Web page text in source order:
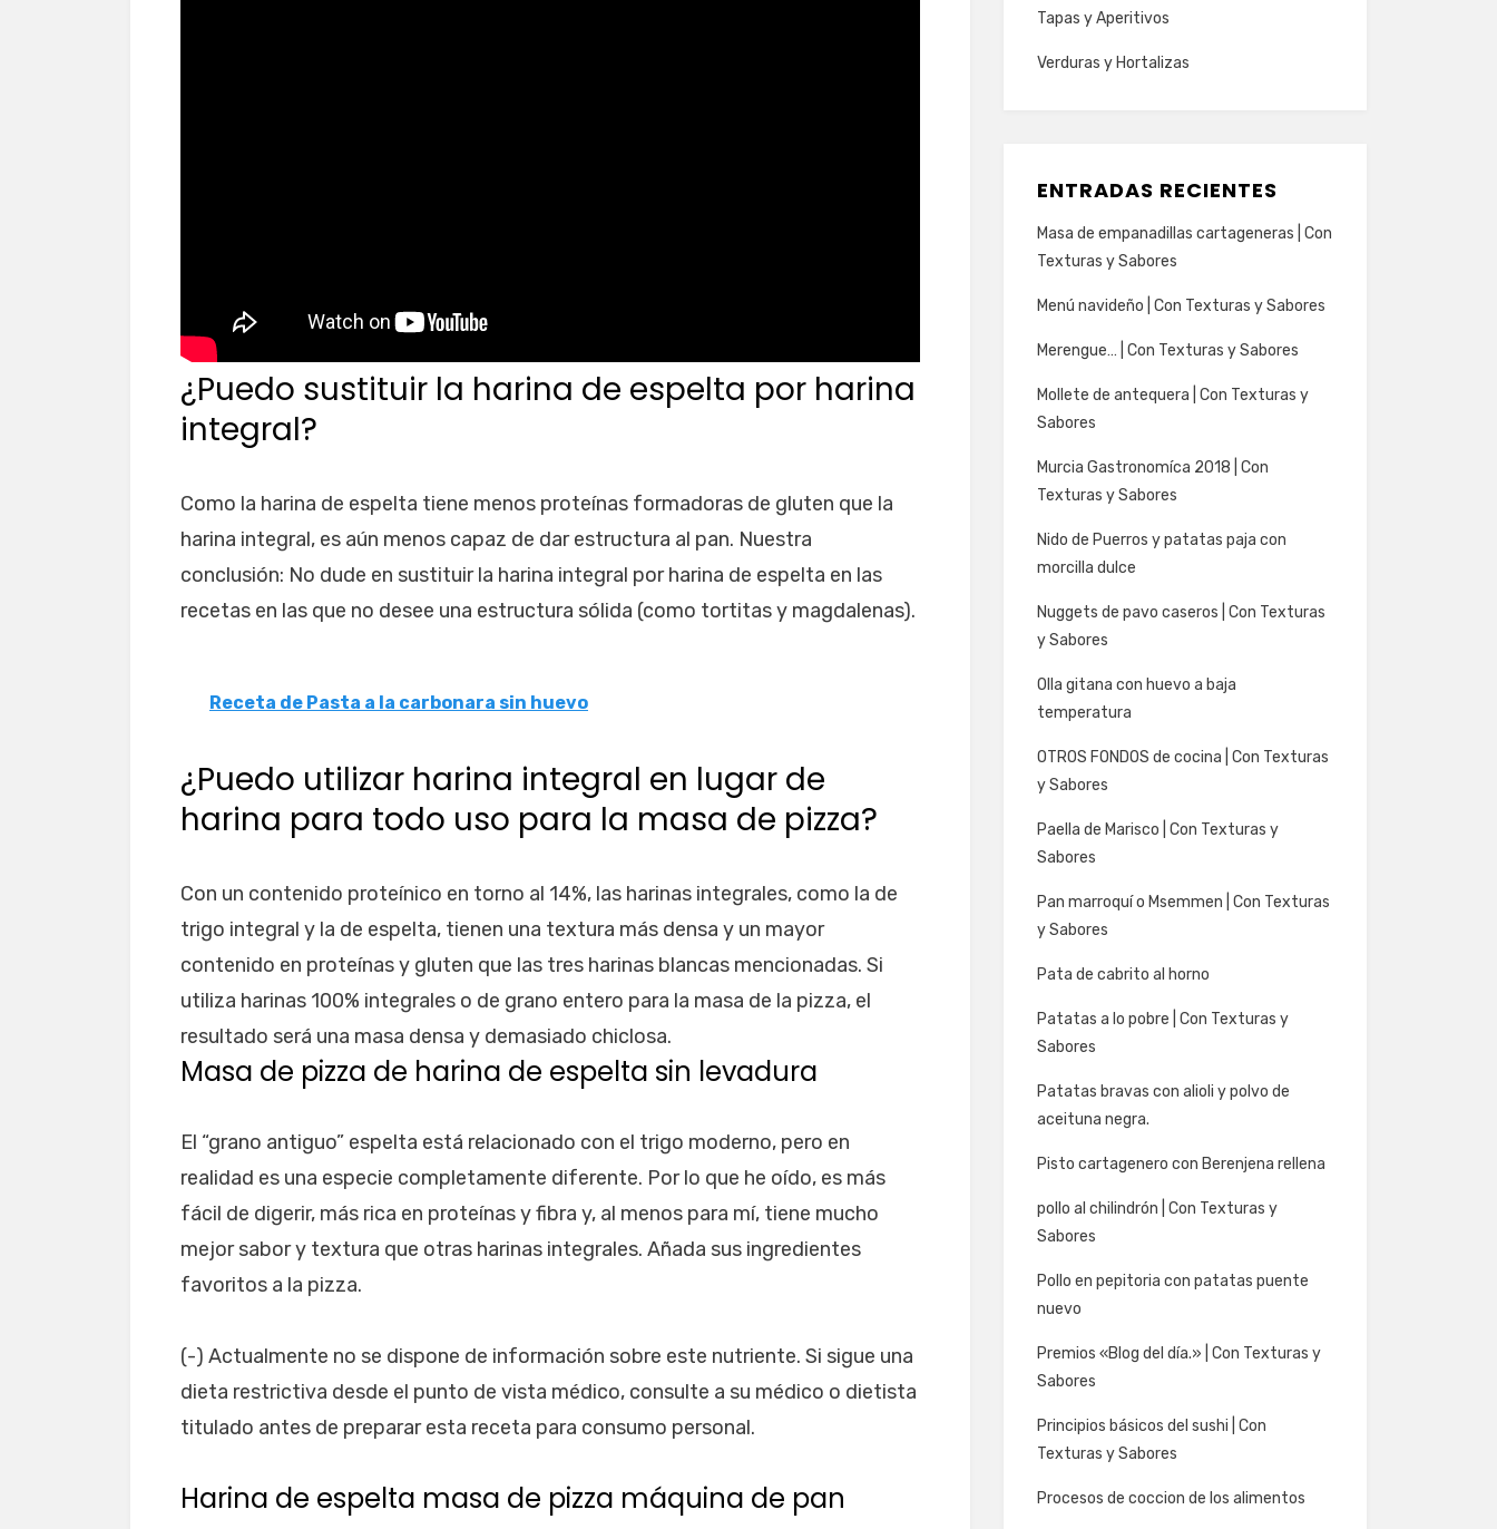
¿Puedo sustituir la harina de espelta por harina
integral?
Como la harina de espelta tiene menos proteínas formadoras de gluten que la
harina integral, es aún menos capaz de dar estructura al pan. Nuestra
conclusión: No dude en sustituir la harina integral por harina de espelta en las
recetas en las que no desee una estructura sólida (como tortitas y magdalenas).
Receta de Pasta a la carbonara sin huevo
¿Puedo utilizar harina integral en lugar de
harina para todo uso para la masa de pizza?
Con un contenido proteínico en torno al 14%, las harinas integrales, como la de
trigo integral y la de espelta, tienen una textura más densa y un mayor
contenido en proteínas y gluten que las tres harinas blancas mencionadas. Si
utiliza harinas 100% integrales o de grano entero para la masa de la pizza, el
resultado será una masa densa y demasiado chiclosa.
Masa de pizza de harina de espelta sin levadura
El “grano antiguo” espelta está relacionado con el trigo moderno, pero en
realidad es una especie completamente diferente. Por lo que he oído, es más
fácil de digerir, más rica en proteínas y fibra y, al menos para mí, tiene mucho
mejor sabor y textura que otras harinas integrales. Añada sus ingredientes
favoritos a la pizza.
(-) Actualmente no se dispone de información sobre este nutriente. Si sigue una
dieta restrictiva desde el punto de vista médico, consulte a su médico o dietista
titulado antes de preparar esta receta para consumo personal.
Harina de espelta masa de pizza máquina de pan
Tapas y Aperitivos
Verduras y Hortalizas
ENTRADAS RECIENTES
Masa de empanadillas cartageneras | Con
Texturas y Sabores
Menú navideño | Con Texturas y Sabores
Merengue… | Con Texturas y Sabores
Mollete de antequera | Con Texturas y
Sabores
Murcia Gastronomíca 2018 | Con
Texturas y Sabores
Nido de Puerros y patatas paja con
morcilla dulce
Nuggets de pavo caseros | Con Texturas
y Sabores
Olla gitana con huevo a baja
temperatura
OTROS FONDOS de cocina | Con Texturas
y Sabores
Paella de Marisco | Con Texturas y
Sabores
Pan marroquí o Msemmen | Con Texturas
y Sabores
Pata de cabrito al horno
Patatas a lo pobre | Con Texturas y
Sabores
Patatas bravas con alioli y polvo de
aceituna negra.
Pisto cartagenero con Berenjena rellena
pollo al chilindrón | Con Texturas y
Sabores
Pollo en pepitoria con patatas puente
nuevo
Premios «Blog del día.» | Con Texturas y
Sabores
Principios básicos del sushi | Con
Texturas y Sabores
Procesos de coccion de los alimentos